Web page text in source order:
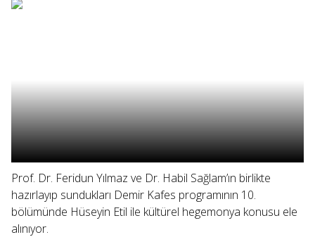
Prof. Dr. Feridun Yılmaz ve Dr. Habil Sağlam’ın birlikte
hazırlayıp sundukları Demir Kafes programının 10.
bölümünde Hüseyin Etil ile kültürel hegemonya konusu ele
alınıyor.